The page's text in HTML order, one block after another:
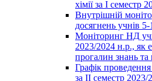
хімії за І семестр
Внутрішній
досягнень учнів
Моніторинг НД
2023/2024 н.р., як
прогалин знань
Графік проведення
за ІІ семестр